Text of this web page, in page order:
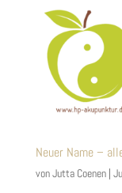
Neuer Name –
vonJutta Coenen|